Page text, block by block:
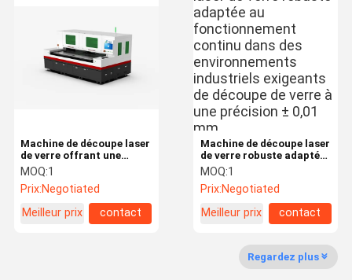
Machine d'inscription de laser de CO2
Machine UV d'inscription de laser
Machine d'inscription de laser de fibre
Machine de gravure au laser à cristaux 3D
Machine de découpe au laser en céramique
Détachant de colle au laser
Machine de découpe laser
de verre robuste adaptée
au fonctionnement
continu dans des
environnements
industriels exigeants de
découpe de verre à une
précision ± 0,01 mm
MOQ:1
Prix:Negotiated
Meilleur prix
contact
Machine de découpe laser
de verre offrant une
haute précision et des
performances
constantes pour couper
le verre trempé et
stratifié à précision ±
MOQ:1
Prix:Negotiated
Meilleur prix
contact
Regardez plus